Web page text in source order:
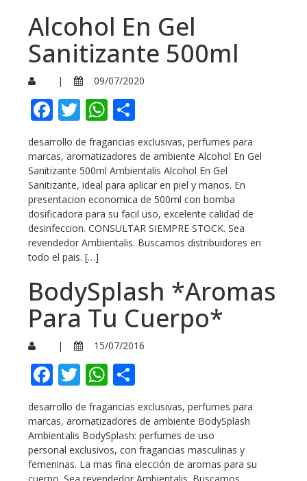
Alcohol En Gel
Sanitizante 500ml
| 09/07/2020
Facebook
TwitterWhatsApp
desarrollo de fragancias exclusivas, perfumes para
marcas, aromatizadores de ambiente Alcohol En Gel
Sanitizante 500ml Ambientalis Alcohol En Gel
Sanitizante, ideal para aplicar en piel y manos. En
presentacion economica de 500ml con bomba
dosificadora para su facil uso, excelente calidad de
desinfeccion. CONSULTAR SIEMPRE STOCK. Sea
revendedor Ambientalis. Buscamos distribuidores en
todo el pais. […]
BodySplash *Aromas
Para Tu Cuerpo*
| 15/07/2016
Facebook
TwitterWhatsApp
desarrollo de fragancias exclusivas, perfumes para
marcas, aromatizadores de ambiente BodySplash
Ambientalis BodySplash: perfumes de uso
personal exclusivos, con fragancias masculinas y
femeninas. La mas fina elección de aromas para su